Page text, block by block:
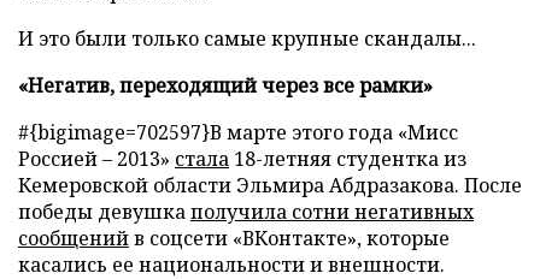
И это были только самые крупные скандалы...
«Негатив, переходящий через все рамки»
#{bigimage=702597}В марте этого года «Мисс
Россией – 2013» стала 18-летняя студентка из
Кемеровской области Эльмира Абдразакова. После
победы девушкаполучила сотни негативных
сообщенийв соцсети «ВКонтакте», которые
касались ее национальности и внешности.